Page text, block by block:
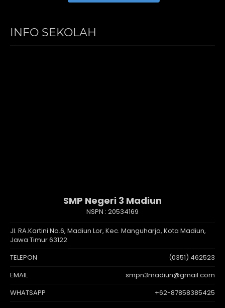
INFO SEKOLAH
SMP Negeri 3 Madiun
NSPN : 20534169
Jl. RA.Kartini No.6, Madiun Lor, Kec. Manguharjo, Kota Madiun,
Jawa Timur 63122
TELEPON
(0351) 462523
EMAIL
smpn3madiun@gmail.com
WHATSAPP
+62-87858385425